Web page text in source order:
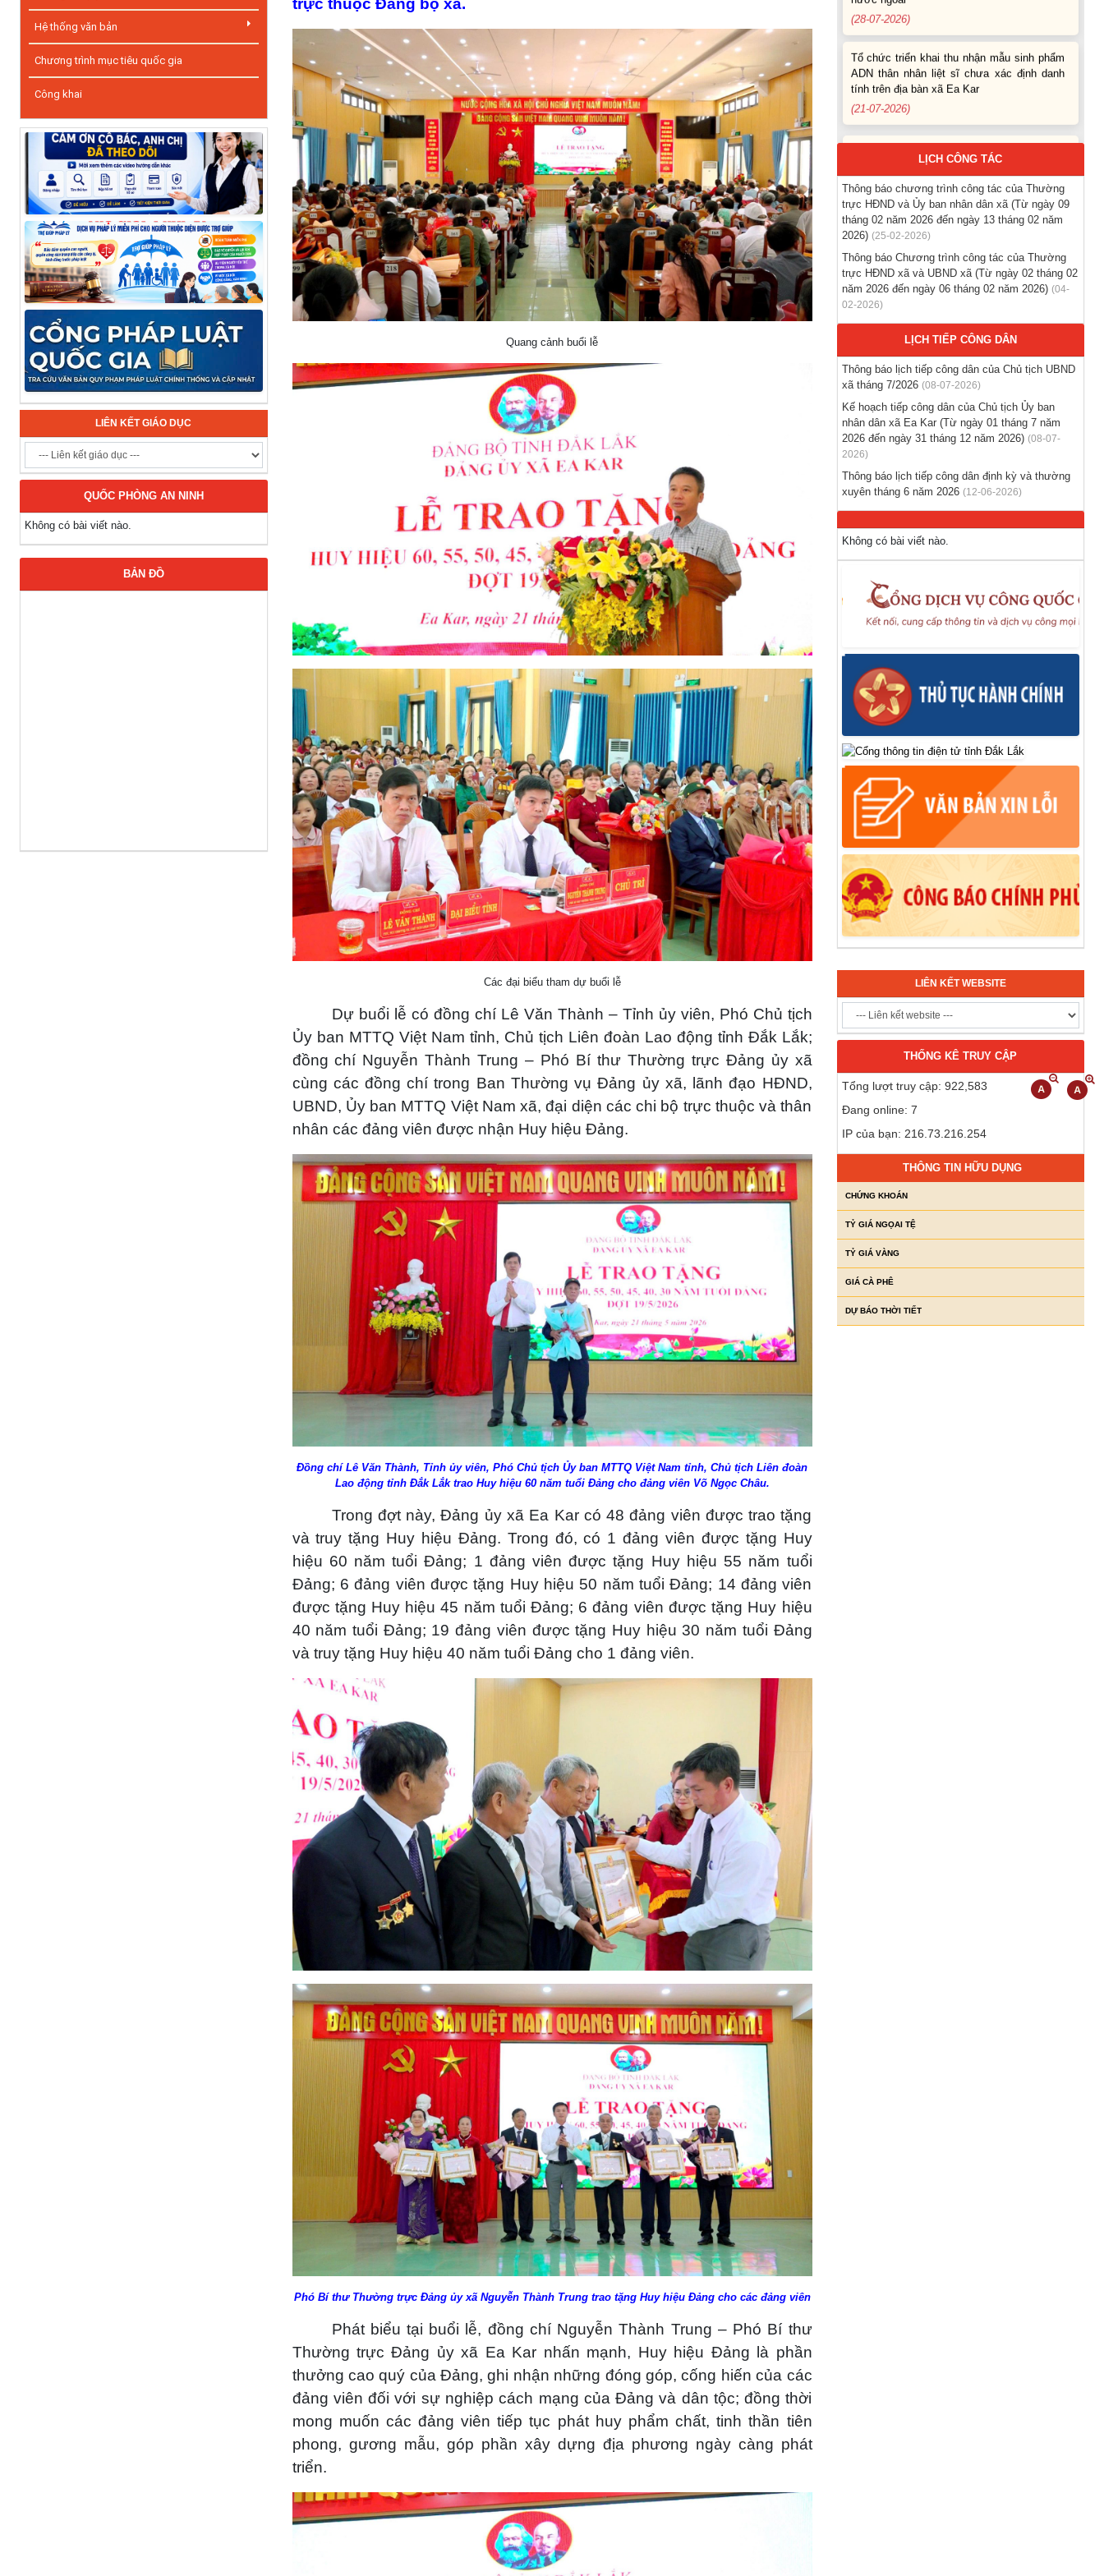
Hệ thống văn bản
Chương trình mục tiêu quốc gia
Công khai
LIÊN KẾT GIÁO DỤC
QUỐC PHÒNG AN NINH
Không có bài viết nào.
BẢN ĐỒ
trực thuộc Đảng bộ xã.
Quang cảnh buổi lễ
Các đại biểu tham dự buổi lễ
Dự buổi lễ có đồng chí Lê Văn Thành – Tỉnh ủy viên, Phó Chủ tịch
Ủy ban MTTQ Việt Nam tỉnh, Chủ tịch Liên đoàn Lao động tỉnh Đắk Lắk;
đồng chí Nguyễn Thành Trung – Phó Bí thư Thường trực Đảng ủy xã
cùng các đồng chí trong Ban Thường vụ Đảng ủy xã, lãnh đạo HĐND,
UBND, Ủy ban MTTQ Việt Nam xã, đại diện các chi bộ trực thuộc và thân
nhân các đảng viên được nhận Huy hiệu Đảng.
Đồng chí Lê Văn Thành, Tỉnh ủy viên, Phó Chủ tịch Ủy ban MTTQ Việt Nam tỉnh, Chủ tịch Liên đoàn
Lao động tỉnh Đắk Lắk trao Huy hiệu 60 năm tuổi Đảng cho đảng viên Võ Ngọc Châu.
Trong đợt này, Đảng ủy xã Ea Kar có 48 đảng viên được trao tặng
và truy tặng Huy hiệu Đảng. Trong đó, có 1 đảng viên được tặng Huy
hiệu 60 năm tuổi Đảng; 1 đảng viên được tặng Huy hiệu 55 năm tuổi
Đảng; 6 đảng viên được tặng Huy hiệu 50 năm tuổi Đảng; 14 đảng viên
được tặng Huy hiệu 45 năm tuổi Đảng; 6 đảng viên được tặng Huy hiệu
40 năm tuổi Đảng; 19 đảng viên được tặng Huy hiệu 30 năm tuổi Đảng
và truy tặng Huy hiệu 40 năm tuổi Đảng cho 1 đảng viên.
Phó Bí thư Thường trực Đảng ủy xã Nguyễn Thành Trung trao tặng Huy hiệu Đảng cho các đảng viên
Phát biểu tại buổi lễ, đồng chí Nguyễn Thành Trung – Phó Bí thư
Thường trực Đảng ủy xã Ea Kar nhấn mạnh, Huy hiệu Đảng là phần
thưởng cao quý của Đảng, ghi nhận những đóng góp, cống hiến của các
đảng viên đối với sự nghiệp cách mạng của Đảng và dân tộc; đồng thời
mong muốn các đảng viên tiếp tục phát huy phẩm chất, tinh thần tiên
phong, gương mẫu, góp phần xây dựng địa phương ngày càng phát
triển.
Tổ chức triển khai thu nhận mẫu sinh phẩm
ADN thân nhân liệt sĩ chưa xác định danh
tính trên địa bàn xã Ea Kar
(21-07-2026)
Thông báo các khóa đào tạo năm học 2026-
2027
(04-08-2026)
động đi làm việc trong tỉnh
(03-08-2026)
Thông báo hỗ trợ tư vấn, tuyển dụng lao
động đi làm việc ở nước ngoài theo hợp
đồng
(28-07-2026)
Thông báo tuyển lao động Việt Nam vào các
vị trí dự kiến tuyển dụng người lao động
nước ngoài
Tổ chức triển khai thu nhận mẫu sinh phẩm
ADN thân nhân liệt sĩ chưa xác định danh
(21-07-2026)
LỊCH CÔNG TÁC
Thông báo chương trình công tác của Thường
trực HĐND và Ủy ban nhân dân xã (Từ ngày 09
tháng 02 năm 2026 đến ngày 13 tháng 02 năm
2026) (25-02-2026)
Thông báo Chương trình công tác của Thường
trực HĐND xã và UBND xã (Từ ngày 02 tháng 02
năm 2026 đến ngày 06 tháng 02 năm 2026) (04-
02-2026)
LỊCH TIẾP CÔNG DÂN
Thông báo lịch tiếp công dân của Chủ tịch UBND
xã tháng 7/2026 (08-07-2026)
Kế hoạch tiếp công dân của Chủ tịch Ủy ban
nhân dân xã Ea Kar (Từ ngày 01 tháng 7 năm
2026 đến ngày 31 tháng 12 năm 2026) (08-07-
2026)
Thông báo lịch tiếp công dân định kỳ và thường
xuyên tháng 6 năm 2026 (12-06-2026)
Không có bài viết nào.
LIÊN KẾT WEBSITE
THỐNG KÊ TRUY CẬP
Tổng lượt truy cập: 922,583
Đang online: 7
IP của bạn: 216.73.216.254
THÔNG TIN HỮU DỤNG
CHỨNG KHOÁN
TỶ GIÁ NGỌAI TỆ
TỶ GIÁ VÀNG
GIÁ CÀ PHÊ
DỰ BÁO THỜI TIẾT